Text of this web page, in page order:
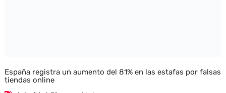
España registra un aumento del 81% en las estafas por falsas
tiendas online